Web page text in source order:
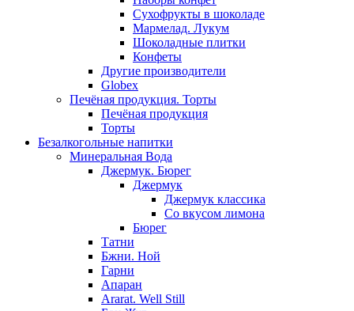
Сухофрукты в шоколаде
Мармелад. Лукум
Шоколадные плитки
Конфеты
Другие производители
Globex
Печёная продукция. Торты
Печёная продукция
Торты
Безалкогольные напитки
Минеральная Вода
Джермук. Бюрег
Джермук
Джермук классика
Со вкусом лимона
Бюрег
Татни
Бжни. Ной
Гарни
Апаран
Ararat. Well Still